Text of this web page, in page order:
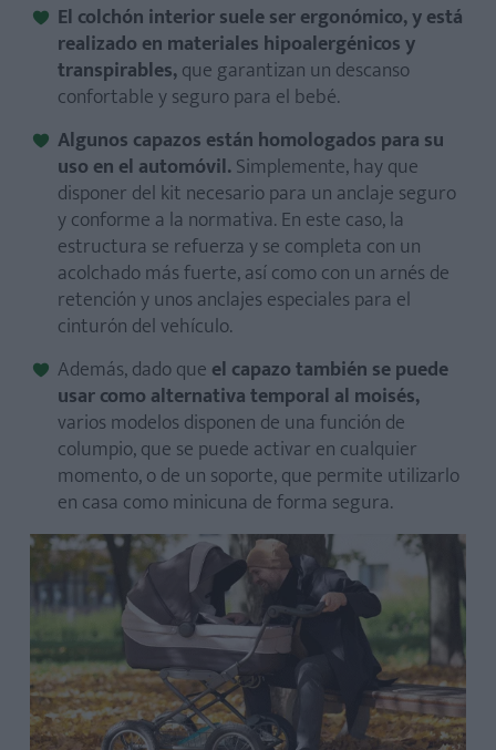
El colchón interior suele ser ergonómico, y está
realizado en materiales hipoalergénicos y
transpirables,que garantizan un descanso
confortable y seguro para el bebé.
Algunos capazos están homologados para su
uso en el automóvil.Simplemente, hay que
disponer del kit necesario para un anclaje seguro
y conforme a la normativa. En este caso, la
estructura se refuerza y se completa con un
acolchado más fuerte, así como con un arnés de
retención y unos anclajes especiales para el
cinturón del vehículo.
Además, dado que el capazo también se puede
usar como alternativa temporal al moisés,
varios modelos disponen de una función de
columpio, que se puede activar en cualquier
momento, o de un soporte, que permite utilizarlo
en casa como minicuna de forma segura.